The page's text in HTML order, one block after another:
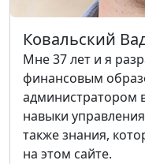
Ковальский
Мне 37 лет и я
финансовым
администратором
навыки
также знания,
на этом сайте.